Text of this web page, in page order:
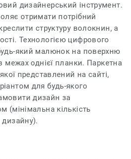
дизайнерський інструмент.
отримати потрібний
структуру волокнин, а
Технологією цифрового
який малюнок на поверхню
межах однієї планки. Паркетна
представлений на сайті,
для будь-якого
дизайн за
(мінімальна кількість
дизайну).